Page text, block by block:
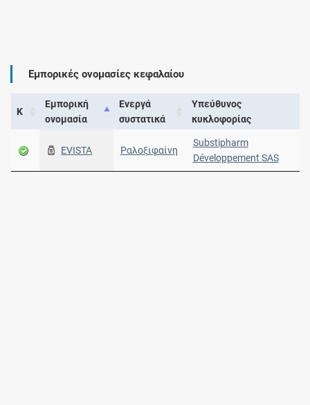
Εμπορικές ονομασίες κεφαλαίου
Κ
Εμπορική
ονομασία
Ενεργά
συστατικά
Υπεύθυνος
κυκλοφορίας
EVISTA Ραλοξιφαίνη
Substipharm
Développement SAS